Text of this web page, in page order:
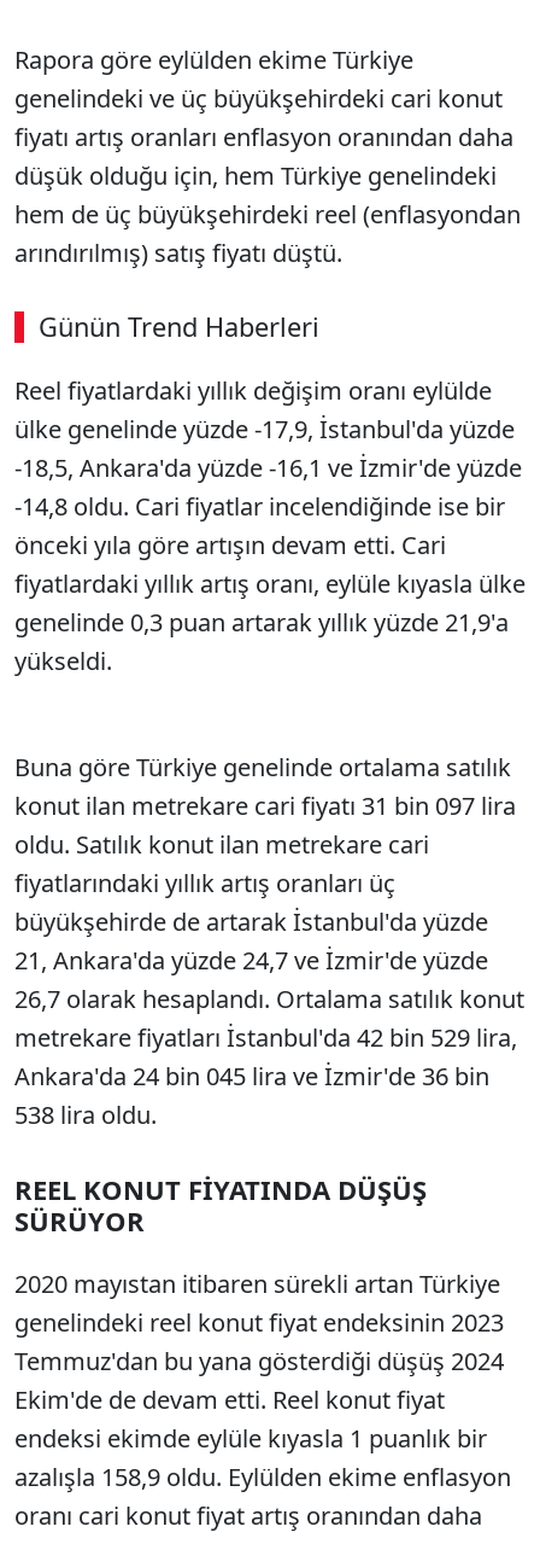
Rapora göre eylülden ekime Türkiye
genelindeki ve üç büyükşehirdeki cari konut
fiyatı artış oranları enflasyon oranından daha
düşük olduğu için, hem Türkiye genelindeki
hem de üç büyükşehirdeki reel (enflasyondan
arındırılmış) satış fiyatı düştü.
Günün Trend Haberleri
SÖZCÜ SON DAKİKA
Reel fiyatlardaki yıllık değişim oranı eylülde
ülke genelinde yüzde -17,9, İstanbul'da yüzde
-18,5, Ankara'da yüzde -16,1 ve İzmir'de yüzde
-14,8 oldu. Cari fiyatlar incelendiğinde ise bir
önceki yıla göre artışın devam etti. Cari
fiyatlardaki yıllık artış oranı, eylüle kıyasla ülke
genelinde 0,3 puan artarak yıllık yüzde 21,9'a
yükseldi.
Buna göre Türkiye genelinde ortalama satılık
konut ilan metrekare cari fiyatı 31 bin 097 lira
oldu. Satılık konut ilan metrekare cari
fiyatlarındaki yıllık artış oranları üç
büyükşehirde de artarak İstanbul'da yüzde
21, Ankara'da yüzde 24,7 ve İzmir'de yüzde
26,7 olarak hesaplandı. Ortalama satılık konut
metrekare fiyatları İstanbul'da 42 bin 529 lira,
Ankara'da 24 bin 045 lira ve İzmir'de 36 bin
538 lira oldu.
REEL KONUT FİYATINDA DÜŞÜŞ
SÜRÜYOR
2020 mayıstan itibaren sürekli artan Türkiye
genelindeki reel konut fiyat endeksinin 2023
Temmuz'dan bu yana gösterdiği düşüş 2024
Ekim'de de devam etti. Reel konut fiyat
endeksi ekimde eylüle kıyasla 1 puanlık bir
azalışla 158,9 oldu. Eylülden ekime enflasyon
oranı cari konut fiyat artış oranından daha